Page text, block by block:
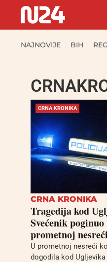
NAJNOVIJE BIH
CRNA KRONIKA
CRNA KRONIKA
Tragedija kod
Svećenik
prometnoj nesreći
U prometnoj nesreći
dogodila kod